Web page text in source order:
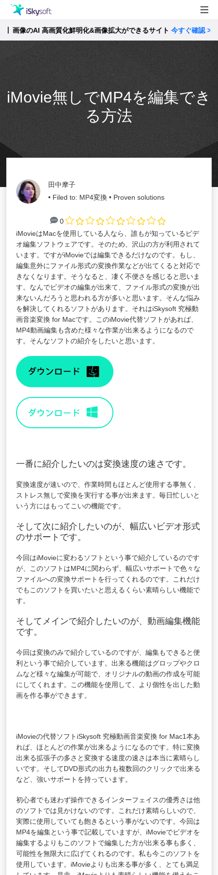
製品
Utility
製品活用事例
ストア
サポート
画像のAI 高画質化鮮明化&画像拡大ができるサイト今すぐ確認 >>
iMovie無しでMP4を編集でき
る方法
田中摩子
• Filed to: MP4変換 • Proven solutions
0
iMovieはMacを使用している人なら、誰もが知っているビデ
オ編集ソフトウェアです。そのため、沢山の方が利用されて
います。ですがiMovieでは編集できるだけなのです。もし、
編集意外にファイル形式の変換作業などが出てくると対応で
きなくなります。そうなると、凄く不便さを感じると思いま
す。なんでビデオの編集が出来て、ファイル形式の変換が出
来ないんだろうと思われる方が多いと思います。そんな悩み
を解決してくれるソフトがあります。それはiSkysoft 究極動
画音楽変換 for Macです。このiMovie代替ソフトがあれば、
MP4動画編集も含めた様々な作業が出来るようになるので
す。そんなソフトの紹介をしたいと思います。
一番に紹介したいのは変換速度の速さです。
変換速度が速いので、作業時間もほとんど使用する事無く、
ストレス無しで変換を実行する事が出来ます。毎日忙しいと
いう方にはもってこいの機能です。
そして次に紹介したいのが、幅広いビデオ形式
のサポートです。
今回はiMovieに変わるソフトという事で紹介しているのです
が、このソフトはMP4に関わらず、幅広いサポートで色々な
ファイルへの変換サポートを行ってくれるのです。これだけ
でもこのソフトを買いたいと思えるくらい素晴らしい機能で
す。
そしてメインで紹介したいのが、動画編集機能
です。
今回は変換のみで紹介しているのですが、編集もできると便
利という事で紹介しています。出来る機能はグロップやクロ
ムなど様々な編集が可能で、オリジナルの動画の作成を可能
にしてくれます。この機能を使用して、より個性を出した動
画を作る事ができます。
iMovieの代替ソフト iSkysoft 究極動画音楽変換 for Mac1本あ
れば、ほとんどの作業が出来るようになるのです。特に変換
出来る拡張子の多さと変換する速度の速さは本当に素晴らし
いです。そしてDVD形式の出力も複数回のクリックで出来る
など、強いサポートを持っています。
初心者でも迷わず操作できるインターフェイスの優秀さは他
のソフトでは見かけないのです。これだけ素晴らしいので、
実際に使用していても飽きるという事がないのです。今回は
MP4を編集という事で記載していますが、iMovieでビデオを
編集するよりもこのソフトで編集した方が出来る事も多く、
可能性を無限大に広げてくれるのです。私も今このソフトを
使用しています。iMovieよりも出来る事が多く、とても満足